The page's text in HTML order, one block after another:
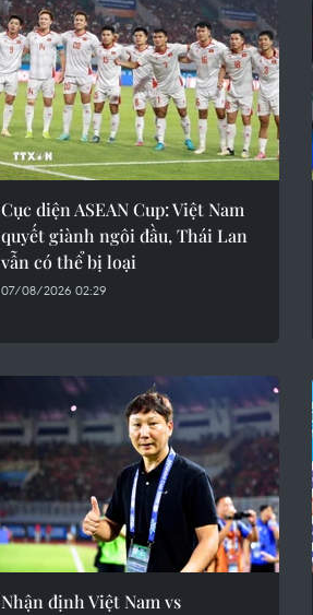
Cục diện ASEAN Cup: Việt Nam
quyết giành ngôi đầu, Thái Lan
vẫn có thể bị loại
07/08/2026 02:29
Nhận định Việt Nam vs